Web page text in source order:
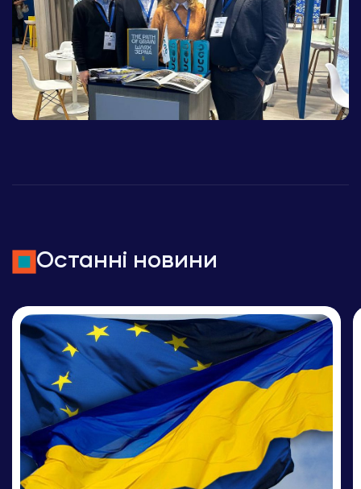
Останні новини